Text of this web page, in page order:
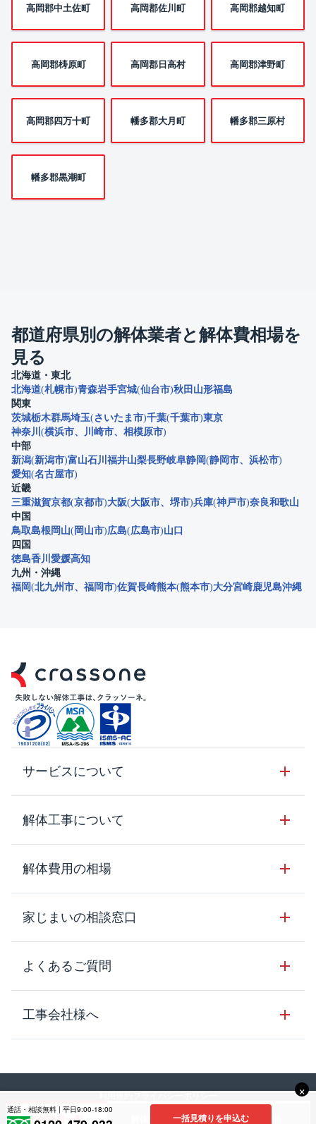
解体業者一覧 解体費用相場 補助金情報
高岡郡中土佐町 高岡郡佐川町 高岡郡越知町
高岡郡梼原町 高岡郡日高村 高岡郡津野町
高岡郡四万十町 幡多郡大月町 幡多郡三原村
幡多郡黒潮町
通話・相談無料 | 平日9:00-18:00
一括見積りを申込む
×
都道府県別の解体業者と解体費相場を
見る
北海道・東北
北海道 札幌市 青森岩手宮城 仙台市 秋田 山形福島
関東
茨城栃木群馬埼玉 さいたま市 千葉 千葉市 東京
神奈川
横浜市 川崎市
相模原市
中部
新潟 新潟市 富山石川 福井山梨長野岐阜静岡 静岡市
浜松市
愛知 名古屋市
近畿
三重滋賀京都 京都市 大阪 大阪市 堺市 兵庫 神戸市 奈良和歌山
中国
鳥取島根岡山 岡山市 広島 広島市 山口
四国
徳島香川 愛媛高知
九州・沖縄
福岡 北九州市 福岡市 佐賀長崎熊本 熊本市 大分宮崎鹿児島沖縄
サービスについて
サービスの流れ
サービスのメリット
クラッソーネの自治体連携
お客さまの声
空き家の処分を検討のお客様へ
解体工事について
解体工事の基礎知識
解体工事に関わる法律
用語集
解体費用の相場
木造住宅の相場
鉄骨造住宅の相場
RC造住宅の相場
その他の建物の相場
家じまいの相談窓口
家じまいの相談窓口
よくあるご質問
クラッソーネの利用方法
工事の進め方
工事会社様へ
©︎2023 Crassone co., Itd.
口コミに関するガイドライン解体工事会社の方へ